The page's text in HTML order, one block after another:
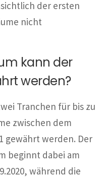
der ersten
nicht
kann der
werden?
Tranchen für bis zu
zwischen dem
gewährt werden. Der
beginnt dabei am
während die